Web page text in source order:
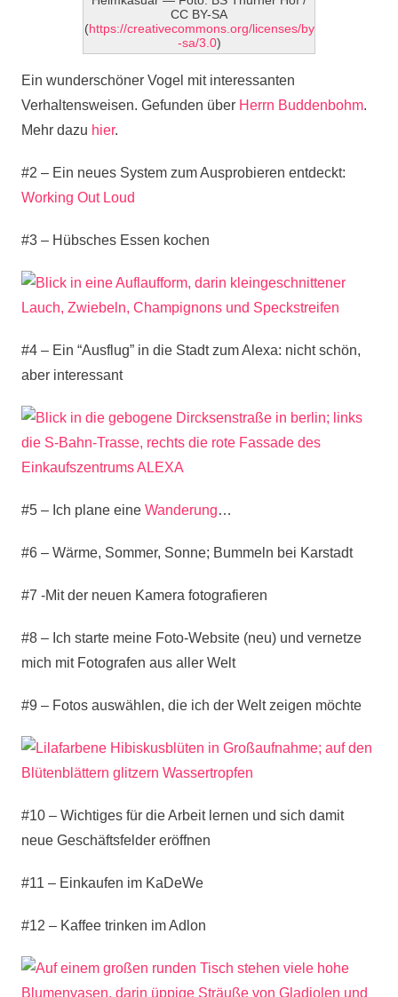
CC BY-SA
(https://creativecommons.org/licenses/by
-sa/3.0)
Ein wunderschöner Vogel mit interessanten
Verhaltensweisen. Gefunden über Herrn Buddenbohm.
Mehr dazu hier.
#2 – Ein neues System zum Ausprobieren entdeckt:
Working Out Loud
#3 – Hübsches Essen kochen
#4 – Ein “Ausflug” in die Stadt zum Alexa: nicht schön,
aber interessant
#5 – Ich plane eine Wanderung…
#6 – Wärme, Sommer, Sonne; Bummeln bei Karstadt
#7 -Mit der neuen Kamera fotografieren
#8 – Ich starte meine Foto-Website (neu) und vernetze
mich mit Fotografen aus aller Welt
#9 – Fotos auswählen, die ich der Welt zeigen möchte
#10 – Wichtiges für die Arbeit lernen und sich damit
neue Geschäftsfelder eröffnen
#11 – Einkaufen im KaDeWe
#12 – Kaffee trinken im Adlon